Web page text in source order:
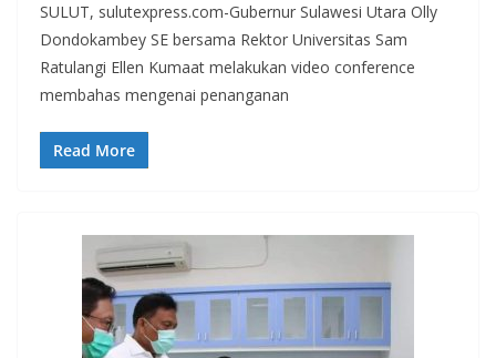
SULUT, sulutexpress.com-Gubernur Sulawesi Utara Olly
Dondokambey SE bersama Rektor Universitas Sam
Ratulangi Ellen Kumaat melakukan video conference
membahas mengenai penanganan
Read More